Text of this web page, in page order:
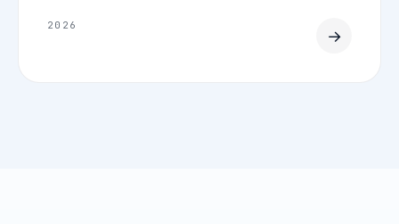
2026
→